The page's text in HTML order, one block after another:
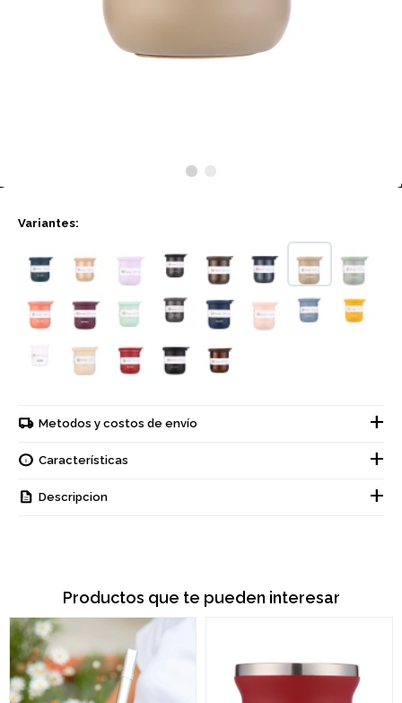
Variantes:
Metodos y costos de envío
Características
Descripcion
Productos que te pueden interesar